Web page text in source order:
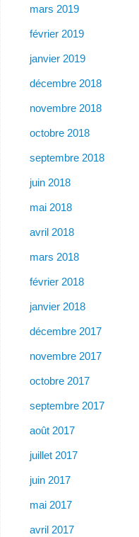
mars 2019
février 2019
janvier 2019
décembre 2018
novembre 2018
octobre 2018
septembre 2018
juin 2018
mai 2018
avril 2018
mars 2018
février 2018
janvier 2018
décembre 2017
novembre 2017
octobre 2017
septembre 2017
août 2017
juillet 2017
juin 2017
mai 2017
avril 2017